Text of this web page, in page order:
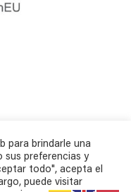
para brindarle una
sus preferencias y
todo", acepta el
puede visitar